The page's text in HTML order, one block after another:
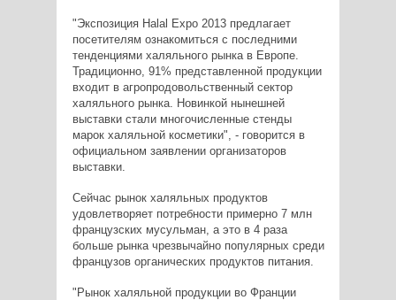
"Экспозиция Halal Expo 2013 предлагает
посетителям ознакомиться с последними
тенденциями халяльного рынка в Европе.
Традиционно, 91% представленной продукции
входит в агропродовольственный сектор
халяльного рынка. Новинкой нынешней
выставки стали многочисленные стенды
марок халяльной косметики", - говорится в
официальном заявлении организаторов
выставки.
Сейчас рынок халяльных продуктов
удовлетворяет потребности примерно 7 млн ​​
французских мусульман, а это в 4 раза
больше рынка чрезвычайно популярных среди
французов органических продуктов питания.
"Рынок халяльной продукции во Франции